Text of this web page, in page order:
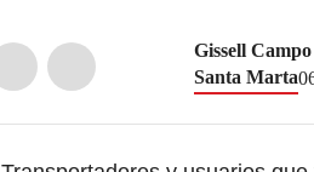
Gissell Campo
Santa Marta